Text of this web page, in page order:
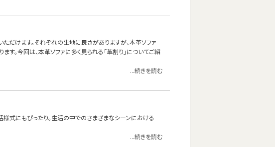
ただけます。それぞれの生地に良さがありますが、本革ソファ
。今回は、本革ソファに多く見られる「革割り」についてご紹
...続きを読む
様式にもぴったり。生活の中でのさまざまなシーンにおける
...続きを読む